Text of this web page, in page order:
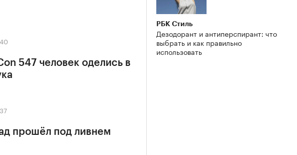
547 человек оделись в
прошёл под ливнем
РБК Стиль
Дезодорант и антиперспирант: что
выбрать и как правильно
использовать